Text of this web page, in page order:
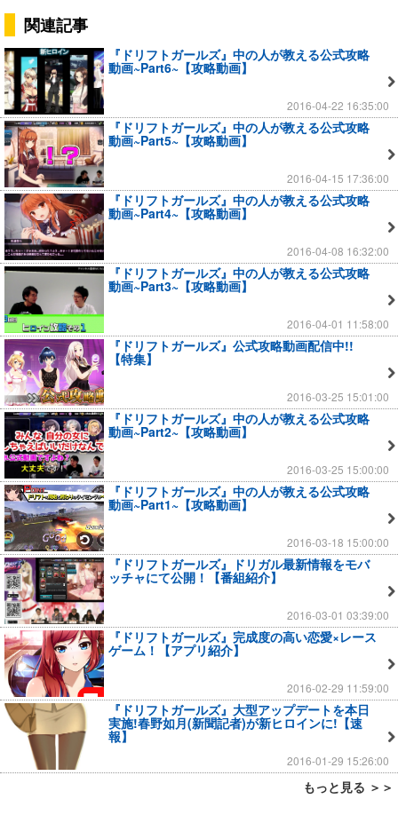
関連記事
『ドリフトガールズ』中の人が教える公式攻略
動画~Part6~【攻略動画】
2016-04-22 16:35:00
『ドリフトガールズ』中の人が教える公式攻略
動画~Part5~【攻略動画】
2016-04-15 17:36:00
『ドリフトガールズ』中の人が教える公式攻略
動画~Part4~【攻略動画】
2016-04-08 16:32:00
『ドリフトガールズ』中の人が教える公式攻略
動画~Part3~【攻略動画】
2016-04-01 11:58:00
『ドリフトガールズ』公式攻略動画配信中!!
【特集】
2016-03-25 15:01:00
『ドリフトガールズ』中の人が教える公式攻略
動画~Part2~【攻略動画】
2016-03-25 15:00:00
『ドリフトガールズ』中の人が教える公式攻略
動画~Part1~【攻略動画】
2016-03-18 15:00:00
『ドリフトガールズ』ドリガル最新情報をモバ
ッチャにて公開！【番組紹介】
2016-03-01 03:39:00
『ドリフトガールズ』完成度の高い恋愛×レース
ゲーム！【アプリ紹介】
2016-02-29 11:59:00
『ドリフトガールズ』大型アップデートを本日
実施!春野如月(新聞記者)が新ヒロインに!【速
報】
2016-01-29 15:26:00
もっと見る ＞＞